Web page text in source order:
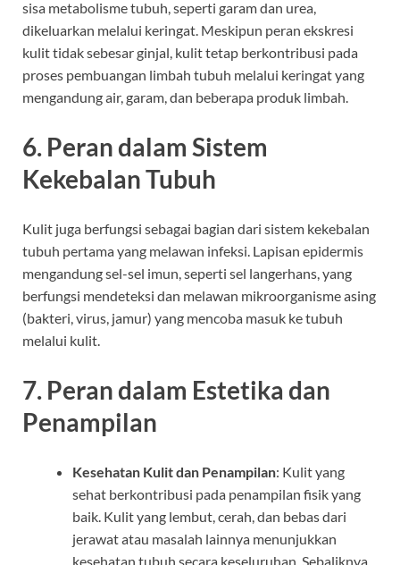
sisa metabolisme tubuh, seperti garam dan urea,
dikeluarkan melalui keringat. Meskipun peran ekskresi
kulit tidak sebesar ginjal, kulit tetap berkontribusi pada
proses pembuangan limbah tubuh melalui keringat yang
mengandung air, garam, dan beberapa produk limbah.
6. Peran dalam Sistem
Kekebalan Tubuh
Kulit juga berfungsi sebagai bagian dari sistem kekebalan
tubuh pertama yang melawan infeksi. Lapisan epidermis
mengandung sel-sel imun, seperti sel langerhans, yang
berfungsi mendeteksi dan melawan mikroorganisme asing
(bakteri, virus, jamur) yang mencoba masuk ke tubuh
melalui kulit.
7. Peran dalam Estetika dan
Penampilan
Kesehatan Kulit dan Penampilan: Kulit yang
sehat berkontribusi pada penampilan fisik yang
baik. Kulit yang lembut, cerah, dan bebas dari
jerawat atau masalah lainnya menunjukkan
kesehatan tubuh secara keseluruhan. Sebaliknya,